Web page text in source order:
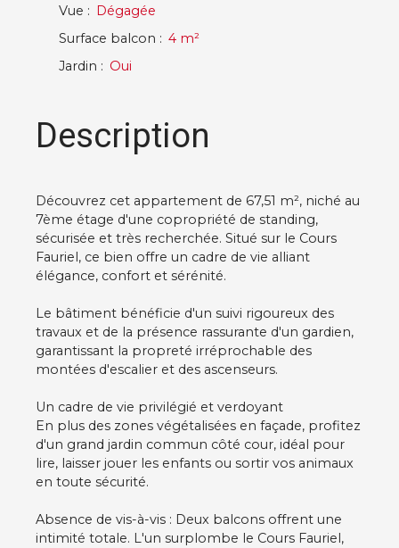
Vue :
Dégagée
Surface balcon : 4 m²
Jardin : Oui
Description
Découvrez cet appartement de 67,51 m², niché au
7ème étage d'une copropriété de standing,
sécurisée et très recherchée. Situé sur le Cours
Fauriel, ce bien offre un cadre de vie alliant
élégance, confort et sérénité.
Le bâtiment bénéficie d'un suivi rigoureux des
travaux et de la présence rassurante d'un gardien,
garantissant la propreté irréprochable des
montées d'escalier et des ascenseurs.
Un cadre de vie privilégié et verdoyant
En plus des zones végétalisées en façade, profitez
d'un grand jardin commun côté cour, idéal pour
lire, laisser jouer les enfants ou sortir vos animaux
en toute sécurité.
Absence de vis-à-vis : Deux balcons offrent une
intimité totale. L'un surplombe le Cours Fauriel,